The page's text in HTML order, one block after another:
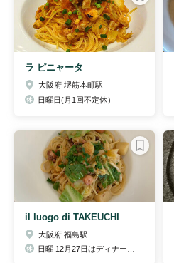
ラ ピニャータ
大阪府 堺筋本町駅
日曜日(月1回不定休）
il luogo di TAKEUCHI
大阪府 福島駅